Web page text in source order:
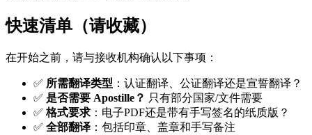
快速清单（请收藏）
在开始之前，请与接收机构确认以下事项：
✅ 所需翻译类型 ：认证翻译、公证翻译还是宣誓翻译？
✅ 是否需要 Apostille？ 只有部分国家/文件需要
✅ 格式要求 ：电子PDF还是带有手写签名的纸质版？
✅ 全部翻译 ：包括印章、盖章和手写备注